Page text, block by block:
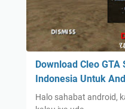
Download Cleo
Indonesia Untuk
Halo sahabat android,